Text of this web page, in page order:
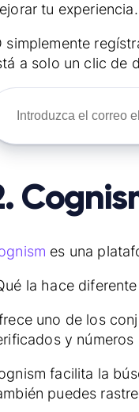
tu experiencia.
simplemente
a solo un clic de
es una
la hace
uno de los
y
facilita la
puedes